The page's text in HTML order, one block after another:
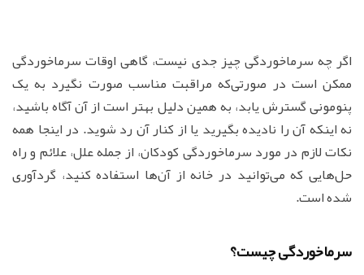
اگر چه سرماخوردگی چیز جدی نیست، گاهی اوقات سرماخوردگی
ممکن است در صورتی‌که مراقبت مناسب صورت نگیرد به یک
پنومونی گسترش یابد، به همین دلیل بهتر است از آن آگاه باشید،
نه اینکه آن را نادیده بگیرید یا از کنار آن رد شوید. در اینجا همه
نکات لازم در مورد سرماخوردگی کودکان، از جمله علل، علائم و راه
حل‌هایی که می‌توانید در خانه از آن‌ها استفاده کنید، گردآوری
شده است.
سرماخوردگی چیست؟